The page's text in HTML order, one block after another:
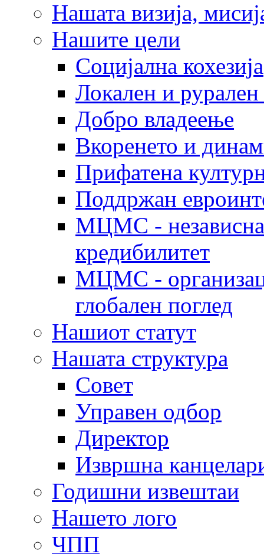
Нашата визија,
Нашите цели
Социјална кохезија
Локален и рурален
Добро владеење
Вкоренето и
Прифатена
Поддржан
МЦМС - независна
кредибилитет
МЦМС -
глобален поглед
Нашиот статут
Нашата структура
Совет
Управен одбор
Директор
Извршна
Годишни извештаи
Нашето лого
ЧПП